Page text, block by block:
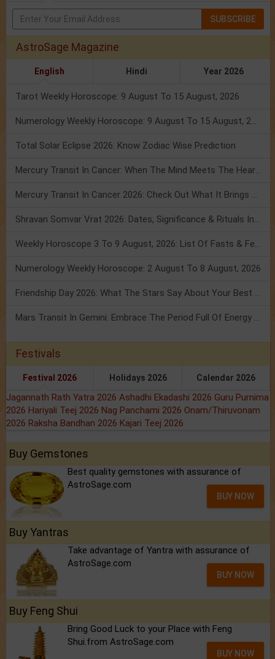
SUBSCRIBE
AstroSage Magazine
English Hindi Year 2026
Tarot Weekly Horoscope: 9 August To 15 August, 2026
Numerology Weekly Horoscope: 9 August To 15 August, 2026
Total Solar Eclipse 2026: Know Zodiac Wise Prediction
Mercury Transit In Cancer: When The Mind Meets The Heart!
Mercury Transit In Cancer 2026: Check Out What It Brings For You
Shravan Somvar Vrat 2026: Dates, Significance & Rituals In August
Weekly Horoscope 3 To 9 August, 2026: List Of Fasts & Festivals
Numerology Weekly Horoscope: 2 August To 8 August, 2026
Friendship Day 2026: What The Stars Say About Your Best Friend!
Mars Transit In Gemini: Embrace The Period Full Of Energy & Intelligence
Festivals
Festival 2026 Holidays 2026 Calendar 2026
Jagannath Rath Yatra 2026 Ashadhi Ekadashi 2026 Guru Purnima
2026 Hariyali Teej 2026 Nag Panchami 2026 Onam/Thiruvonam
2026 Raksha Bandhan 2026 Kajari Teej 2026
Buy Gemstones
Best quality gemstones with assurance of
AstroSage.com
BUY NOW
Buy Yantras
Take advantage of Yantra with assurance of
AstroSage.com
BUY NOW
Buy Feng Shui
Bring Good Luck to your Place with Feng
Shui.from AstroSage.com
BUY NOW